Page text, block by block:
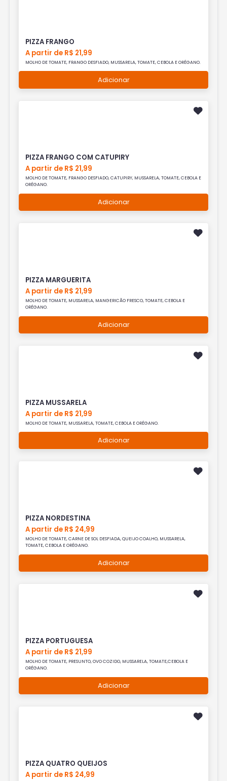
PIZZA FRANGO
A partir de R$ 21,99
MOLHO DE TOMATE, FRANGO DESFIADO, MUSSARELA, TOMATE, CEBOLA E ORÉGANO.
Adicionar
PIZZA FRANGO COM CATUPIRY
A partir de R$ 21,99
MOLHO DE TOMATE, FRANGO DESFIADO, CATUPIRY, MUSSARELA, TOMATE, CEBOLA E
ORÉGANO.
Adicionar
PIZZA MARGUERITA
A partir de R$ 21,99
MOLHO DE TOMATE, MUSSARELA, MANGERICÃO FRESCO, TOMATE, CEBOLA E
ORÉGANO.
Adicionar
PIZZA MUSSARELA
A partir de R$ 21,99
MOLHO DE TOMATE, MUSSARELA, TOMATE, CEBOLA E ORÉGANO.
Adicionar
PIZZA NORDESTINA
A partir de R$ 24,99
MOLHO DE TOMATE, CARNE DE SOL DESFIADA, QUEIJO COALHO, MUSSARELA,
TOMATE, CEBOLA E ORÉGANO.
Adicionar
PIZZA PORTUGUESA
A partir de R$ 21,99
MOLHO DE TOMATE, PRESUNTO, OVO COZIDO, MUSSARELA, TOMATE,CEBOLA E
ORÉGANO.
Adicionar
PIZZA QUATRO QUEIJOS
A partir de R$ 24,99